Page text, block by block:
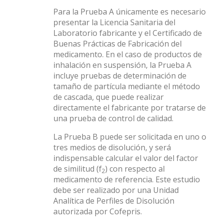
Para la Prueba A únicamente es necesario
presentar la Licencia Sanitaria del
Laboratorio fabricante y el Certificado de
Buenas Prácticas de Fabricación del
medicamento. En el caso de productos de
inhalación en suspensión, la Prueba A
incluye pruebas de determinación de
tamaño de partícula mediante el método
de cascada, que puede realizar
directamente el fabricante por tratarse de
una prueba de control de calidad.
La Prueba B puede ser solicitada en uno o
tres medios de disolución, y será
indispensable calcular el valor del factor
de similitud (f2) con respecto al
medicamento de referencia. Este estudio
debe ser realizado por una Unidad
Analítica de Perfiles de Disolución
autorizada por Cofepris.